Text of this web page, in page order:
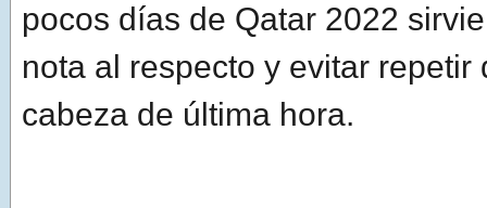
pocos días de Qatar 2022
nota al respecto y evitar repetir
cabeza de última hora.